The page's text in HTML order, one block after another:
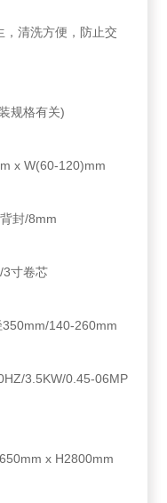
清洗方便，防止交
规格有关)
x W(60-120)mm
封/8mm
寸卷芯
140-260mm
3.5KW/0.45-06MP
x H2800mm